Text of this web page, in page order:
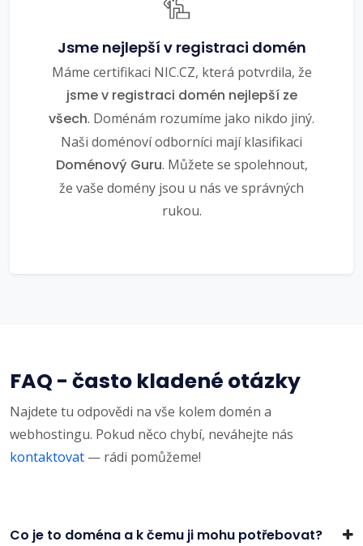
Jsme nejlepší v registraci domén
Máme certifikaci NIC.CZ, která potvrdila, že
jsme v registraci domén nejlepší ze
všech. Doménám rozumíme jako nikdo jiný.
Naši doménoví odborníci mají klasifikaci
Doménový Guru. Můžete se spolehnout,
že vaše domény jsou u nás ve správných
rukou.
FAQ - často kladené otázky
Najdete tu odpovědi na vše kolem domén a
webhostingu. Pokud něco chybí, neváhejte nás
kontaktovat — rádi pomůžeme!
Co je to doména a k čemu ji mohu potřebovat?